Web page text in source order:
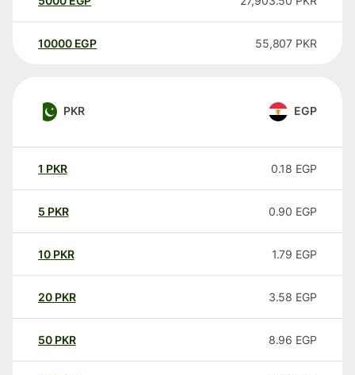
10000 EGP 55,807 PKR
PKR EGP
1 PKR 0.18 EGP
5 PKR 0.90 EGP
10 PKR 1.79 EGP
20 PKR 3.58 EGP
50 PKR 8.96 EGP